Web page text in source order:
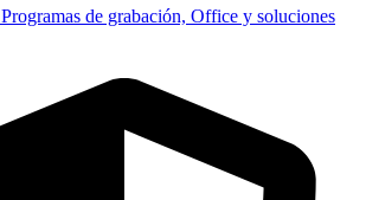
Programas de grabación, Office y soluciones